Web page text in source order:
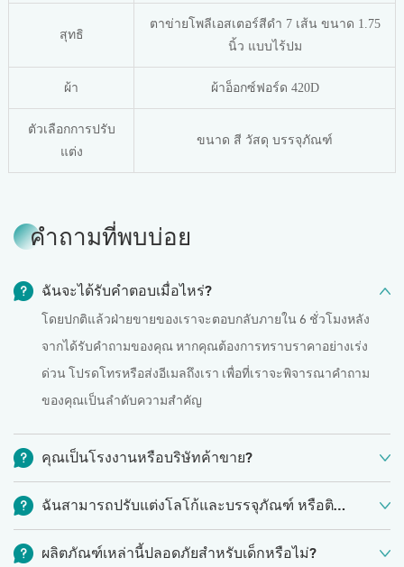
สุทธิ
ตาข่ายโพลีเอสเตอร์สีดำ 7 เส้น ขนาด 1.75
นิ้ว แบบไร้ปม
ผ้า ผ้าอ็อกซ์ฟอร์ด 420D
ตัวเลือกการปรับ
แต่ง
ขนาด สี วัสดุ บรรจุภัณฑ์
คำถามที่พบบ่อย
ฉันจะได้รับคำตอบเมื่อไหร่?
โดยปกติแล้วฝ่ายขายของเราจะตอบกลับภายใน 6 ชั่วโมงหลัง
จากได้รับคำถามของคุณ หากคุณต้องการทราบราคาอย่างเร่ง
ด่วน โปรดโทรหรือส่งอีเมลถึงเรา เพื่อที่เราจะพิจารณาคำถาม
ของคุณเป็นลำดับความสำคัญ
คุณเป็นโรงงานหรือบริษัทค้าขาย?
เราเป็นโรงงานที่มีประสบการณ์มากกว่า 25 ปีในด้านการผลิต
ฉันสามารถปรับแต่งโลโก้และบรรจุภัณฑ์ หรือติดฉลากส่วนตัวได้หรือไม่?
ใช่ค่ะ โปรดติดต่อเราเพื่อขอรายละเอียดเพิ่มเติมหากคุณต้องการ
ผลิตภัณฑ์เหล่านี้ปลอดภัยสำหรับเด็กหรือไม่?